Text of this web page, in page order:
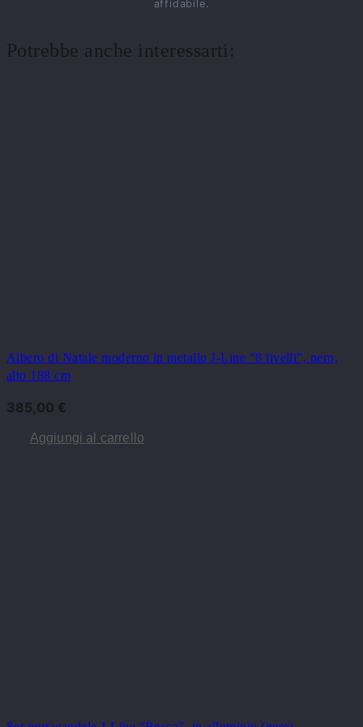
affidabile.
Potrebbe anche interessarti:
Albero di Natale moderno in metallo J-Line “8 livelli”, nero,
alto 188 cm
385,00 €
Aggiungi al carrello